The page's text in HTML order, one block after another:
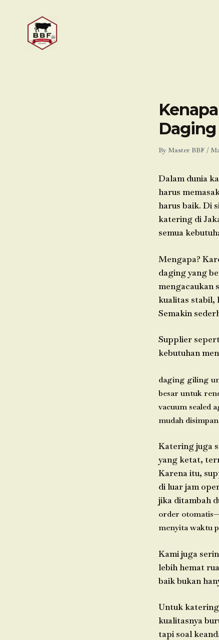
By Master BBF /
Dalam dunia
harus
harus baik. Di
katering di
semua
Mengapa?
daging yang
mengacaukan
kualitas stabil,
Semakin
Supplier
kebutuhan
daging giling
besar untuk
vacuum sealed
mudah
Katering juga
yang ketat,
Karena itu,
di luar jam
jika ditambah
order
menyita waktu
Kami juga
lebih hemat
baik bukan
Untuk
kualitasnya
tapi soal